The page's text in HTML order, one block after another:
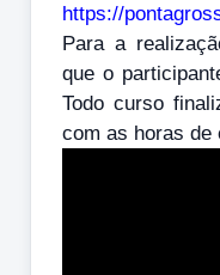
https://
Para a
que o
Todo curso
com as horas de